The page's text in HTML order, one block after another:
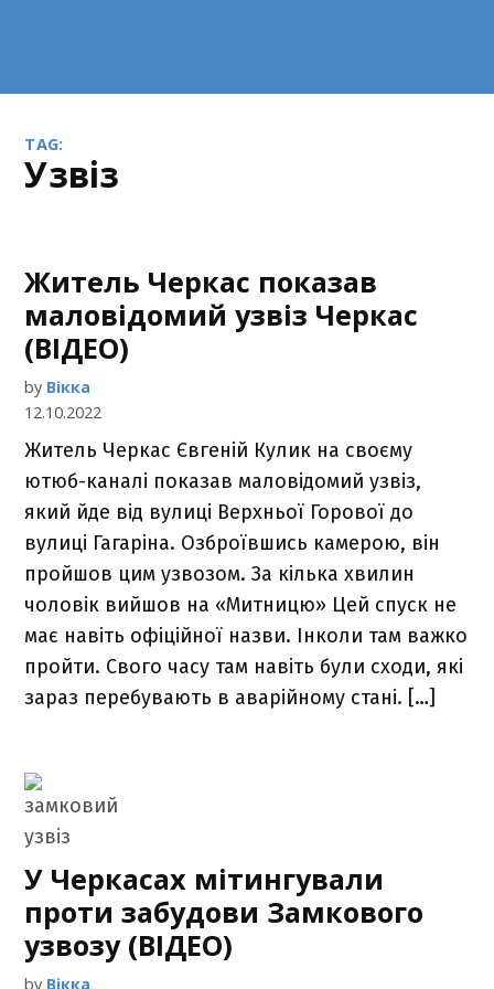
TAG:
узвіз
Житель Черкас показав
маловідомий узвіз Черкас
(ВІДЕО)
by Вікка
12.10.2022
Житель Черкас Євгеній Кулик на своєму
ютюб-каналі показав маловідомий узвіз,
який йде від вулиці Верхньої Горової до
вулиці Гагаріна. Озброївшись камерою, він
пройшов цим узвозом. За кілька хвилин
чоловік вийшов на «Митницю» Цей спуск не
має навіть офіційної назви. Інколи там важко
пройти. Свого часу там навіть були сходи, які
зараз перебувають в аварійному стані. […]
У Черкасах мітингували
проти забудови Замкового
узвозу (ВІДЕО)
by Вікка